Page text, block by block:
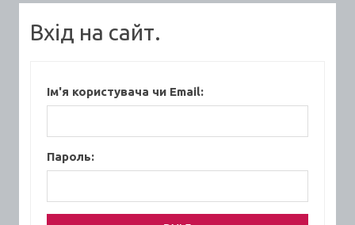
Вхід на сайт.
Ім'я користувача чи Email:
Пароль: